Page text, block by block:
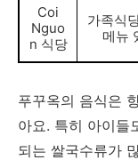
Coi
Nguo
n 식당
가족식
메뉴
푸꾸옥의 음식은
아요. 특히 아이들
되는 쌀국수류가